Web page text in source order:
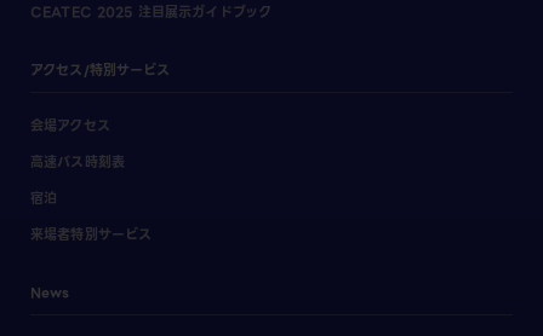
CEATEC 2025 注目展示ガイドブック
アクセス/特別サービス
会場アクセス
高速バス時刻表
宿泊
来場者特別サービス
News